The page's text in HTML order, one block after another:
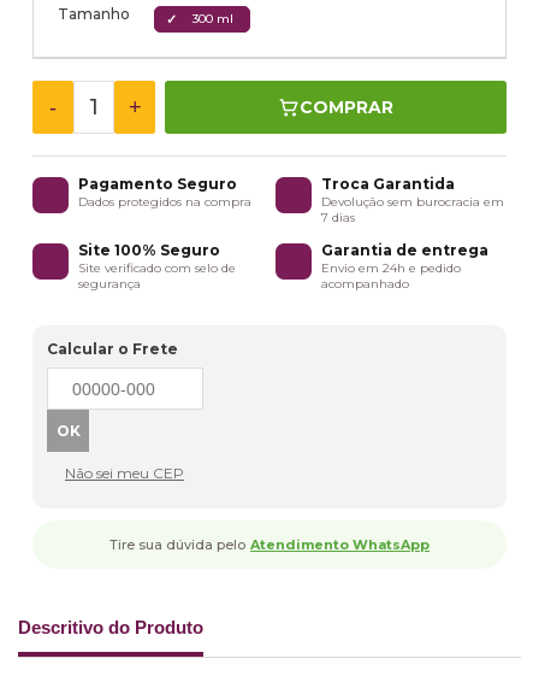
Tamanho 300 ml
- + COMPRAR
Pagamento Seguro
Dados protegidos na compra
Troca Garantida
Devolução sem burocracia em
7 dias
Site 100% Seguro
Site verificado com selo de
segurança
Garantia de entrega
Envio em 24h e pedido
acompanhado
Calcular o Frete
Não sei meu CEP
Tire sua dúvida pelo Atendimento WhatsApp
Descritivo do Produto